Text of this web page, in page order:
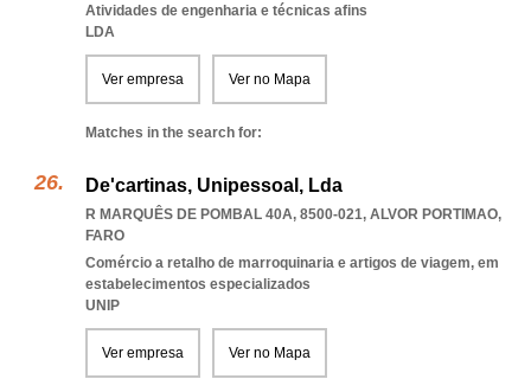
Atividades de engenharia e técnicas afins
LDA
Ver empresa Ver no Mapa
Matches in the search for:
De'cartinas, Unipessoal, Lda
R MARQUÊS DE POMBAL 40A, 8500-021, ALVOR PORTIMAO,
FARO
Comércio a retalho de marroquinaria e artigos de viagem, em
estabelecimentos especializados
UNIP
Ver empresa Ver no Mapa